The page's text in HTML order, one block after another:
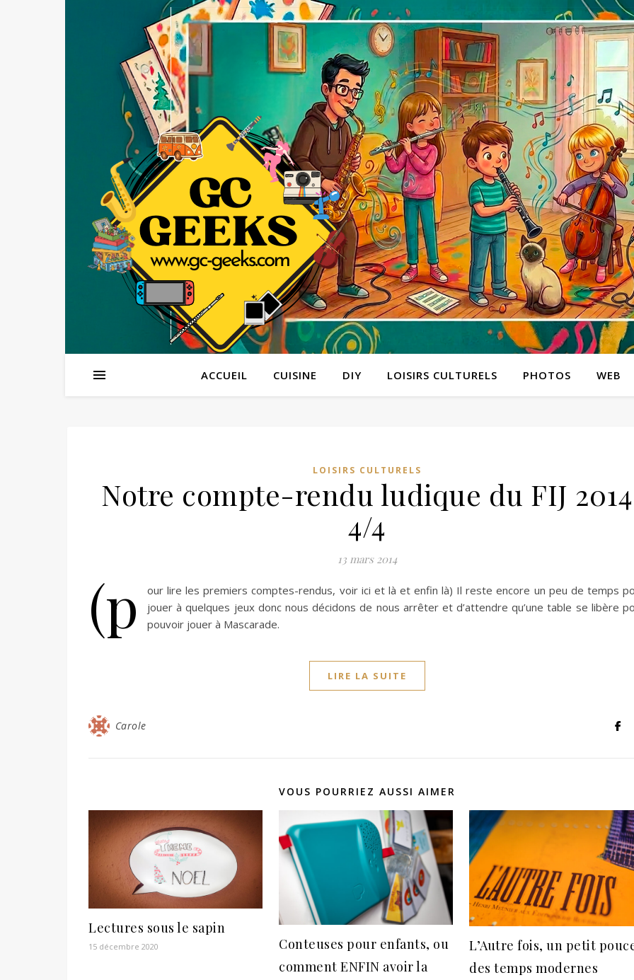
ACCUEIL CUISINE DIY LOISIRS CULTURELS PHOTOS WEB
LOISIRS CULTURELS
Notre compte-rendu ludique du FIJ 2014
4/4
13 mars 2014
(p
our lire les premiers comptes-rendus, voir ici et là et enfin là) Il reste encore un peu de temps
jouer à quelques jeux donc nous décidons de nous arrêter et d’attendre qu’une table se libère
pouvoir jouer à Mascarade.
LIRE LA SUITE
Carole
VOUS POURRIEZ AUSSI AIMER
Lectures sous le sapin
15 décembre 2020
Conteuses pour enfants, ou
comment ENFIN avoir la
L’Autre fois, un petit
des temps modernes